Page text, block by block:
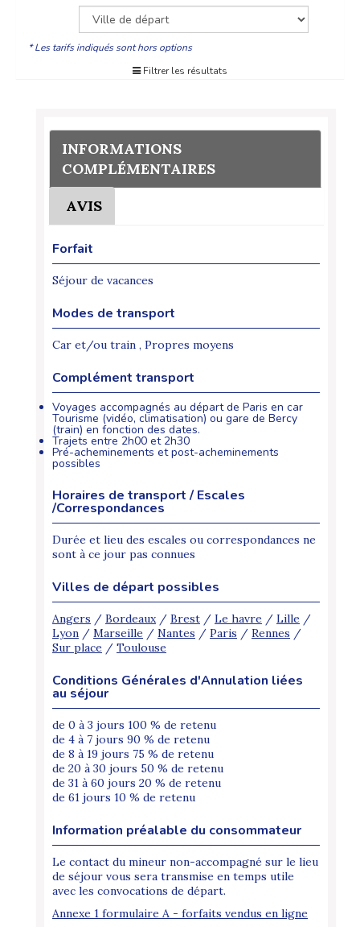
* Les tarifs indiqués sont hors options
Filtrer les résultats
INFORMATIONS
COMPLÉMENTAIRES
AVIS
Forfait
Séjour de vacances
Modes de transport
Car et/ou train , Propres moyens
Complément transport
Voyages accompagnés au départ de Paris en car
Tourisme (vidéo, climatisation) ou gare de Bercy
(train) en fonction des dates.
Trajets entre 2h00 et 2h30
Pré-acheminements et post-acheminements
possibles
Horaires de transport / Escales
/Correspondances
Durée et lieu des escales ou correspondances ne
sont à ce jour pas connues
Villes de départ possibles
Angers / Bordeaux/ Brest / Le havre / Lille /
Lyon / Marseille / Nantes / Paris / Rennes /
Sur place / Toulouse
Conditions Générales d'Annulation liées
au séjour
de 0 à 3 jours 100 % de retenu
de 4 à 7 jours 90 % de retenu
de 8 à 19 jours 75 % de retenu
de 20 à 30 jours 50 % de retenu
de 31 à 60 jours 20 % de retenu
de 61 jours 10 % de retenu
Information préalable du consommateur
Le contact du mineur non-accompagné sur le lieu
de séjour vous sera transmise en temps utile
avec les convocations de départ.
Annexe 1 formulaire A - forfaits vendus en ligne